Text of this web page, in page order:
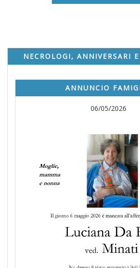
NECROLOGI, ANNIVERSARI
ANNUNCIO
06/05/2026